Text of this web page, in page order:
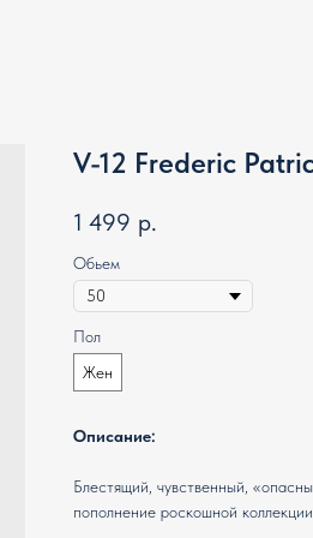
V-12 Frederic
1 499 р.
Обьем
Пол
Жен
Описание:
Блестящий, чувственный,
пополнение роскошной